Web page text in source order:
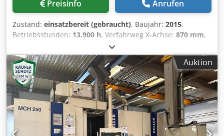
handling system: Workpiece is mounted on a pallet outside
the machine and is transported via...
Doppelpalettensystem * Drehbare 4. Achse (B-Achse) *
HAAS CNC-Steuerung Zustand Die Maschine ist in gutem
Betriebszustand und kann unter Spannung besichtigt
werden. Auf Anfrage ist eine Probemaschine verfügbar. Im
Preis enthalten * Werkzeughalter, wie auf den Fotos zu
sehen * Maschinenverladung im Preis enthalten
Preisinfo Anrufen
Zustand: einsatzbereit (gebraucht), Baujahr: 2015,
Betriebsstunden: 13.900 h, Verfahrweg X-Achse: 870 mm,
800 mm, Verfahrweg Z-Achse:
mm, Gesamthöhe:1.178 mm, Gesamtbreite:3.585 mm,
Tischbelastung:800 kg, Gesamtgewicht: 16.100 kg
,
Spindeldrehzahl (max.):20.000 U/min, Leistung des
Spindelmotors:
22.000 W , Werkzeuggewicht:10.000 g,
Produktlänge (max.):4.957 mm, Anzahl der Achsen:4,
Diese 4-Achsen-Maschine vom Typ Kitamura Mycenter
HX500iG wurde im Jahr 2015 hergestellt. Sie verfügt über
einen maximalen Werkstückdurchmesser von 800 mm und
Auktion